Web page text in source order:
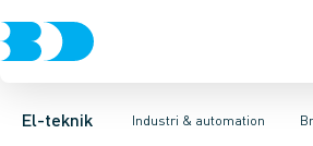
El-teknik Industri & automation
Afbrydere, stikkontakter &
Industristiksystemer
Motorbetjening for effektafbryder